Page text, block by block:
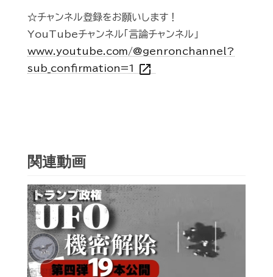
☆チャンネル登録をお願いします！
YouTubeチャンネル「言論チャンネル」
www.youtube.com/@genronchannel?
sub_confirmation=1 open_in_new
関連動画